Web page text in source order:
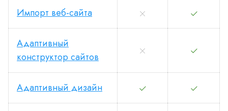
Импорт веб-сайта
Адаптивный
конструктор сайтов
Адаптивный дизайн